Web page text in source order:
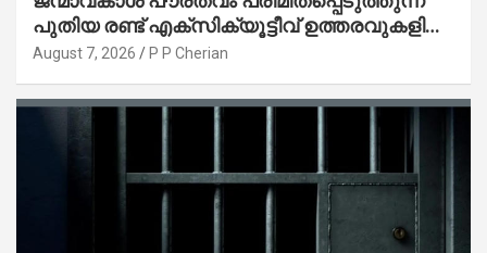
പുതിയ രണ്ട് എക്സിക്യൂട്ടീവ് ഉത്തരവുകളിൽ
ട്രംപ് ഒപ്പുവെച്ചു
August 7, 2026 P P Cherian